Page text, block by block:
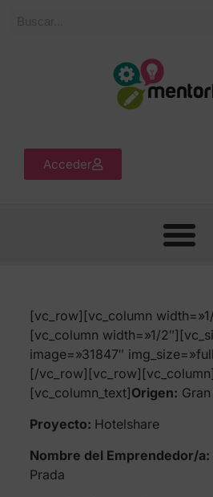
Acceder
[vc_row][vc_column
[vc_column width=»1/
image=»31847″
[/vc_row][vc_row][vc_column]
[vc_column_text]Origen:
Proyecto: Hotelshare
Nombre del Emprendedor/a:
Prada